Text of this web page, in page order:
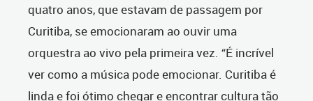
quatro anos, que estavam de passagem por
Curitiba, se emocionaram ao ouvir uma
orquestra ao vivo pela primeira vez. “É incrível
ver como a música pode emocionar. Curitiba é
linda e foi ótimo chegar e encontrar cultura tão